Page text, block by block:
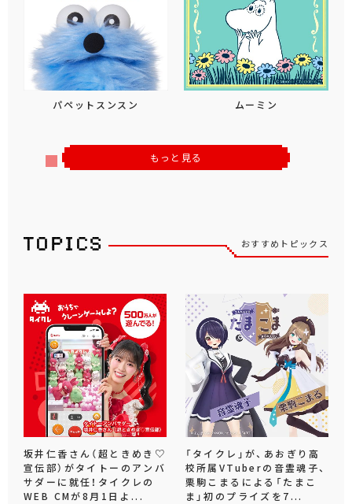
パペットスンスン ムーミン
もっと見る
おすすめトピックス
坂井仁香さん（超ときめき♡
宣伝部）がタイトーのアンバ
サダーに就任！タイクレの
WEB CMが8月1日よ...
「タイクレ」が、あおぎり高
校所属VTuberの音霊魂子、
栗駒こまるによる「たまこ
ま」初のプライズを7...